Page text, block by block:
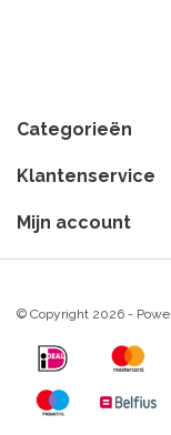
Categorieën
Klantenservice
Mijn account
© Copyright 2026 -